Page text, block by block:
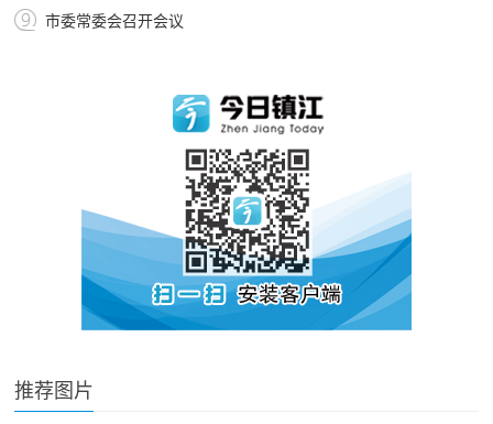
市委常委会召开会议
推荐图片